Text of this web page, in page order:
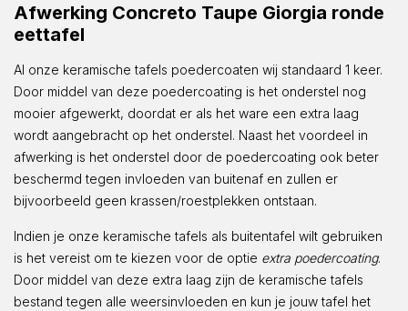
Afwerking Concreto Taupe Giorgia ronde
eettafel
Al onze keramische tafels poedercoaten wij standaard 1 keer.
Door middel van deze poedercoating is het onderstel nog
mooier afgewerkt, doordat er als het ware een extra laag
wordt aangebracht op het onderstel. Naast het voordeel in
afwerking is het onderstel door de poedercoating ook beter
beschermd tegen invloeden van buitenaf en zullen er
bijvoorbeeld geen krassen/roestplekken ontstaan.
Indien je onze keramische tafels als buitentafel wilt gebruiken
is het vereist om te kiezen voor de optie extra poedercoating.
Door middel van deze extra laag zijn de keramische tafels
bestand tegen alle weersinvloeden en kun je jouw tafel het